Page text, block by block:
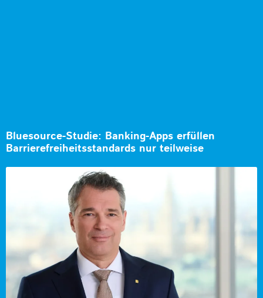
Bluesource-Studie: Banking-Apps erfüllen
Barrierefreiheitsstandards nur teilweise